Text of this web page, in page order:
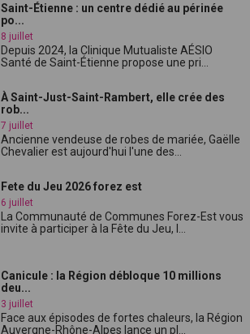
Saint-Étienne : un centre dédié au périnée
po...
8 juillet
Depuis 2024, la Clinique Mutualiste AÉSIO
Santé de Saint-Étienne propose une pri...
À Saint-Just-Saint-Rambert, elle crée des
rob...
7 juillet
Ancienne vendeuse de robes de mariée, Gaëlle
Chevalier est aujourd'hui l'une des...
Fete du Jeu 2026 forez est
6 juillet
La Communauté de Communes Forez-Est vous
invite à participer à la Fête du Jeu, l...
Canicule : la Région débloque 10 millions
deu...
3 juillet
Face aux épisodes de fortes chaleurs, la Région
Auvergne-Rhône-Alpes lance un pl...